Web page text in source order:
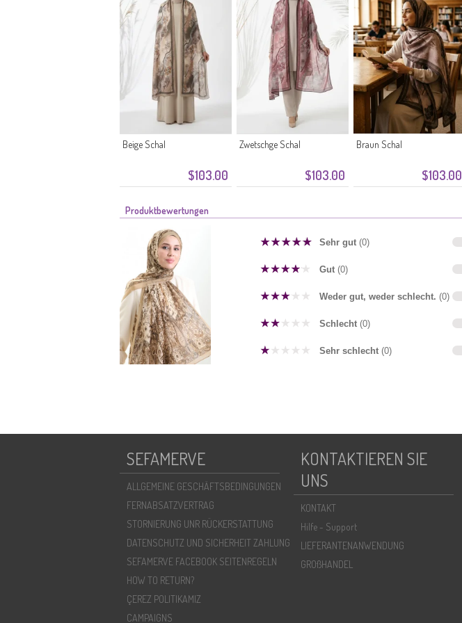
$103.00
Beige Schal
$103.00
Zwetschge Schal
$103.00
Braun Schal
Produktbewertungen
Sehr gut (0)
Gut (0)
Weder gut, weder schlecht. (0)
Schlecht (0)
Sehr schlecht (0)
SEFAMERVE
ALLGEMEINE GESCHÄFTSBEDINGUNGEN
FERNABSATZVERTRAG
STORNIERUNG UNR RÜCKERSTATTUNG
DATENSCHUTZ UND SICHERHEIT ZAHLUNG
SEFAMERVE FACEBOOK SEITENREGELN
HOW TO RETURN?
ÇEREZ POLITIKAMIZ
CAMPAIGNS
KONTAKTIEREN SIE
UNS
KONTAKT
Hilfe - Support
LIEFERANTENANWENDUNG
GROßHANDEL